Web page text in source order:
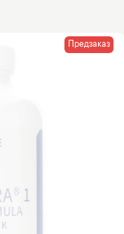
Предзаказ